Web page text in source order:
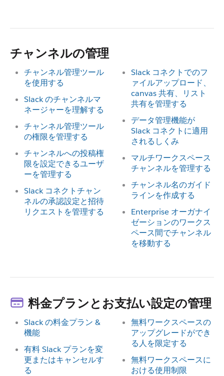
チャンネルの管理
チャンネル管理ツール
を使用する
Slack のチャンネルマ
ネージャーを理解する
チャンネル管理ツール
の権限を管理する
チャンネルへの投稿権
限を設定できるユーザ
ーを管理する
Slack コネクトチャン
ネルの承認設定と招待
リクエストを管理する
Slack コネクトでのフ
ァイルアップロード、
canvas 共有、リスト
共有を管理する
データ管理機能が
Slack コネクトに適用
されるしくみ
マルチワークスペース
チャンネルを管理する
チャンネル名のガイド
ラインを作成する
Enterprise オーガナイ
ゼーションのワークス
ペース間でチャンネル
を移動する
料金プランとお支払い設定の管理
Slack の料金プラン &
機能
有料 Slack プランを変
更またはキャンセルす
る
無料ワークスペースの
アップグレードができ
る人を限定する
無料ワークスペースに
おける使用制限